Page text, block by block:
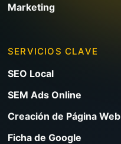
Marketing
SERVICIOS CLAVE
SEO Local
SEM Ads Online
Creación de Página Web
Ficha de Google